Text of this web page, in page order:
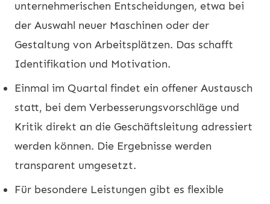
unternehmerischen Entscheidungen, etwa bei
der Auswahl neuer Maschinen oder der
Gestaltung von Arbeitsplätzen. Das schafft
Identifikation und Motivation.
Einmal im Quartal findet ein offener Austausch
statt, bei dem Verbesserungsvorschläge und
Kritik direkt an die Geschäftsleitung adressiert
werden können. Die Ergebnisse werden
transparent umgesetzt.
Für besondere Leistungen gibt es flexible